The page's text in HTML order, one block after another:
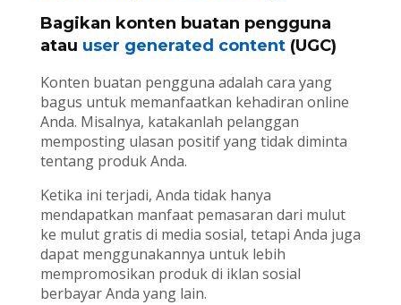
Bagikan konten buatan pengguna
atau user generated content(UGC)
Konten buatan pengguna adalah cara yang
bagus untuk memanfaatkan kehadiran online
Anda. Misalnya, katakanlah pelanggan
memposting ulasan positif yang tidak diminta
tentang produk Anda.
Ketika ini terjadi, Anda tidak hanya
mendapatkan manfaat pemasaran dari mulut
ke mulut gratis di media sosial, tetapi Anda juga
dapat menggunakannya untuk lebih
mempromosikan produk di iklan sosial
berbayar Anda yang lain.